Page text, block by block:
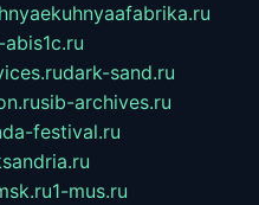
abis1c.ru
dark-sand.ru
sib-archives.ru
festival.ru
1-mus.ru